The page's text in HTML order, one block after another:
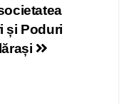
și Poduri